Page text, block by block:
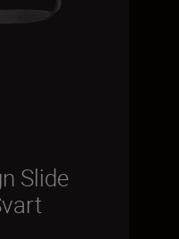
Slide